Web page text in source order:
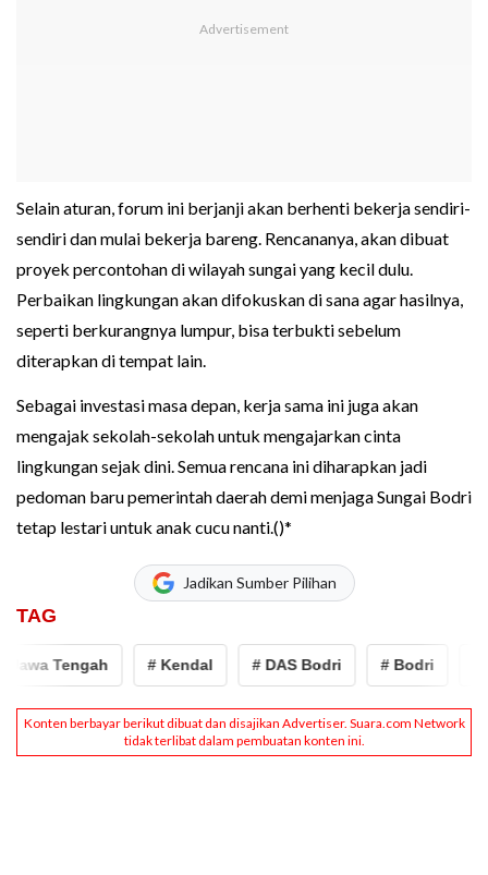
Selain aturan, forum ini berjanji akan berhenti bekerja sendiri-
sendiri dan mulai bekerja bareng. Rencananya, akan dibuat
proyek percontohan di wilayah sungai yang kecil dulu.
Perbaikan lingkungan akan difokuskan di sana agar hasilnya,
seperti berkurangnya lumpur, bisa terbukti sebelum
diterapkan di tempat lain.
Sebagai investasi masa depan, kerja sama ini juga akan
mengajak sekolah-sekolah untuk mengajarkan cinta
lingkungan sejak dini. Semua rencana ini diharapkan jadi
pedoman baru pemerintah daerah demi menjaga Sungai Bodri
tetap lestari untuk anak cucu nanti.()*
Jadikan Sumber Pilihan
TAG
Tengah # Kendal # DAS Bodri # Bodri